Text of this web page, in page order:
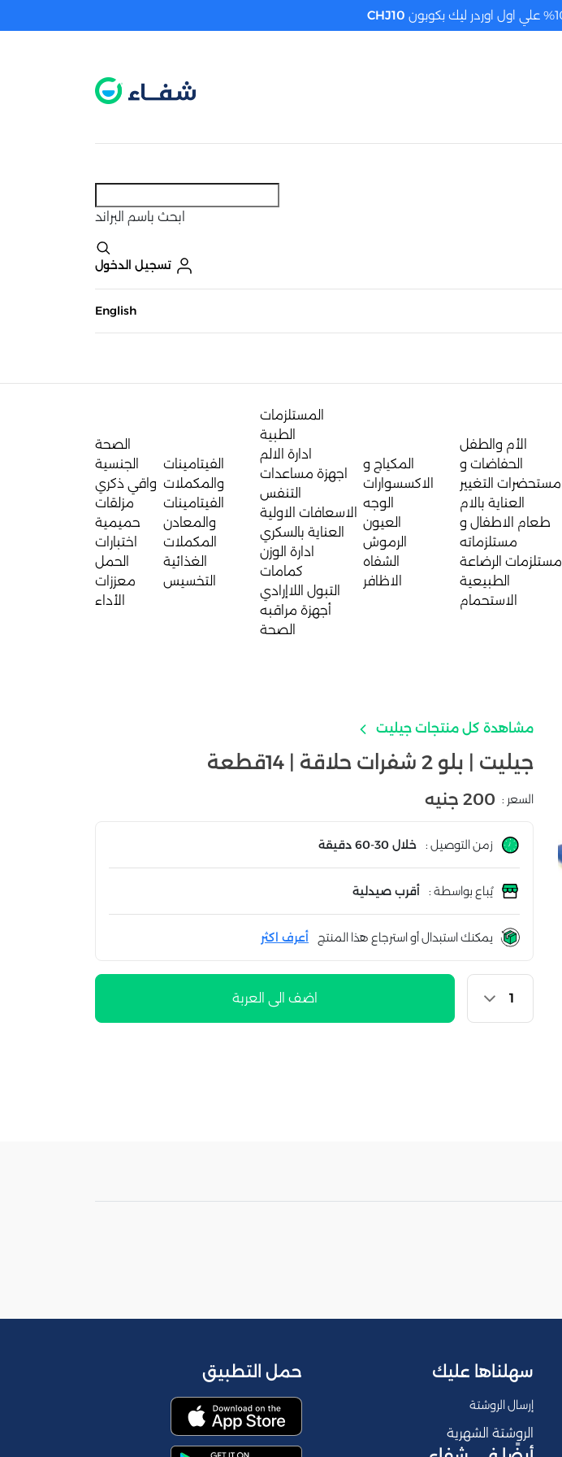
ابحث باسم البراند
تسجيل الدخول
English
الأم والطفل
الحفاضات و
مستحضرات التغيير
العناية بالام
طعام الاطفال و
مستلزماته
مستلزمات الرضاعة
الطبيعية
الاستحمام
المكياج و
الاكسسوارات
الوجه
العيون
الرموش
الشفاه
الاظافر
المستلزمات
الطبية
ادارة الالم
اجهزة مساعدات
التنفس
الاسعافات الاولية
العناية بالسكري
ادارة الوزن
كمامات
التبول اللاإرادي
أجهزة مراقبه
الصحة
الفيتامينات
والمكملات
الفيتامينات
والمعادن
المكملات
الغذائية
التخسيس
الصحة
الجنسية
واقي ذكري
مزلقات
حميمية
اختبارات
الحمل
معززات
الأداء
مشاهدة كل منتجات جيليت
جيليت | بلو 2 شفرات حلاقة | 14قطعة
السعر : 200 جنيه
زمن التوصيل : خلال 30-60 دقيقة
يُباع بواسطة : أقرب صيدلية
يمكنك استبدال أو استرجاع هذا المنتج أعرف اكثر
اضف الى العربة
سهلناها عليك
إرسال الروشتة
الروشتة الشهرية
حمل التطبيق
CHJ10